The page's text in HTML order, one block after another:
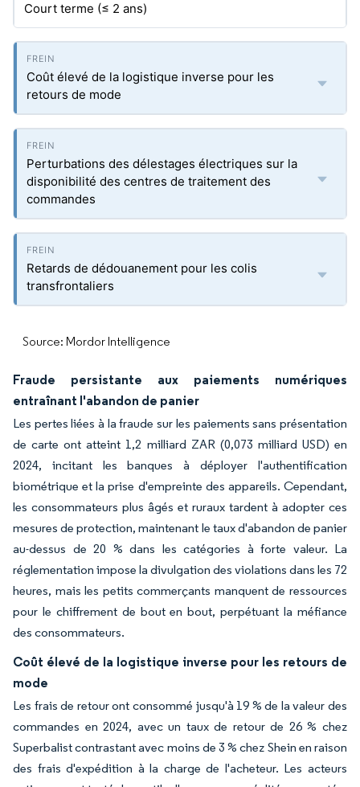
Court terme (≤ 2 ans)
Coût élevé de la logistique inverse pour les
retours de mode
Perturbations des délestages électriques sur la
disponibilité des centres de traitement des
commandes
Retards de dédouanement pour les colis
transfrontaliers
Source: Mordor Intelligence
Fraude persistante aux paiements numériques
entraînant l'abandon de panier
Les pertes liées à la fraude sur les paiements sans présentation
de carte ont atteint 1,2 milliard ZAR (0,073 milliard USD) en
2024, incitant les banques à déployer l'authentification
biométrique et la prise d'empreinte des appareils. Cependant,
les consommateurs plus âgés et ruraux tardent à adopter ces
mesures de protection, maintenant le taux d'abandon de panier
au-dessus de 20 % dans les catégories à forte valeur. La
réglementation impose la divulgation des violations dans les 72
heures, mais les petits commerçants manquent de ressources
pour le chiffrement de bout en bout, perpétuant la méfiance
des consommateurs.
Coût élevé de la logistique inverse pour les retours de
mode
Les frais de retour ont consommé jusqu'à 19 % de la valeur des
commandes en 2024, avec un taux de retour de 26 % chez
Superbalist contrastant avec moins de 3 % chez Shein en raison
des frais d'expédition à la charge de l'acheteur. Les acteurs